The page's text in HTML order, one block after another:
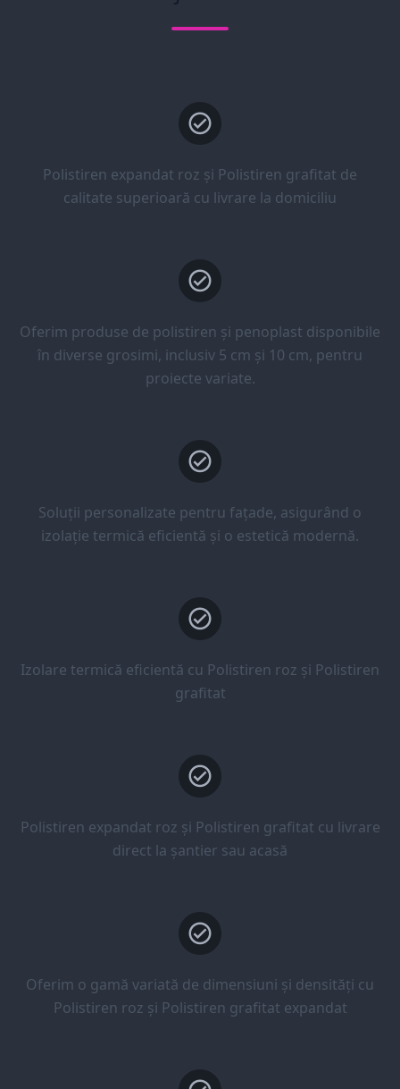
Polistiren expandat roz și Polistiren grafitat de
calitate superioară cu livrare la domiciliu
Oferim produse de polistiren și penoplast disponibile
în diverse grosimi, inclusiv 5 cm și 10 cm, pentru
proiecte variate.
Soluții personalizate pentru fațade, asigurând o
izolație termică eficientă și o estetică modernă.
Izolare termică eficientă cu Polistiren roz și Polistiren
grafitat
Polistiren expandat roz și Polistiren grafitat cu livrare
direct la șantier sau acasă
Oferim o gamă variată de dimensiuni și densități cu
Polistiren roz și Polistiren grafitat expandat